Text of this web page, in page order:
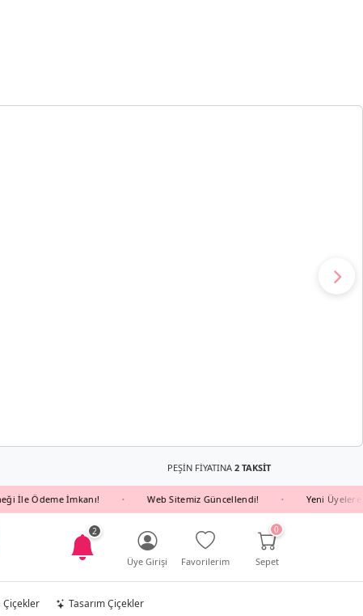
PEŞİN FİYATINA 2 TAKSİT
İmkanı! • Web Sitemiz Güncellendi! • Yeni Üyelere
2
Üye Girişi Favorilerim
0
Sepet
Çiçekler Tasarım Çiçekler